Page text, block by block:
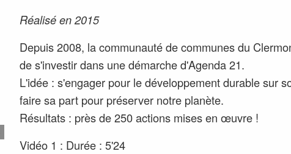
Réalisé en 2015
Depuis 2008, la communauté de communes du
de s'investir dans une démarche d'Agenda 21.
L'idée : s'engager pour le développement durable sur
faire sa part pour préserver notre planète.
Résultats : près de 250 actions mises en œuvre !
Vidéo 1 : Durée : 5'24